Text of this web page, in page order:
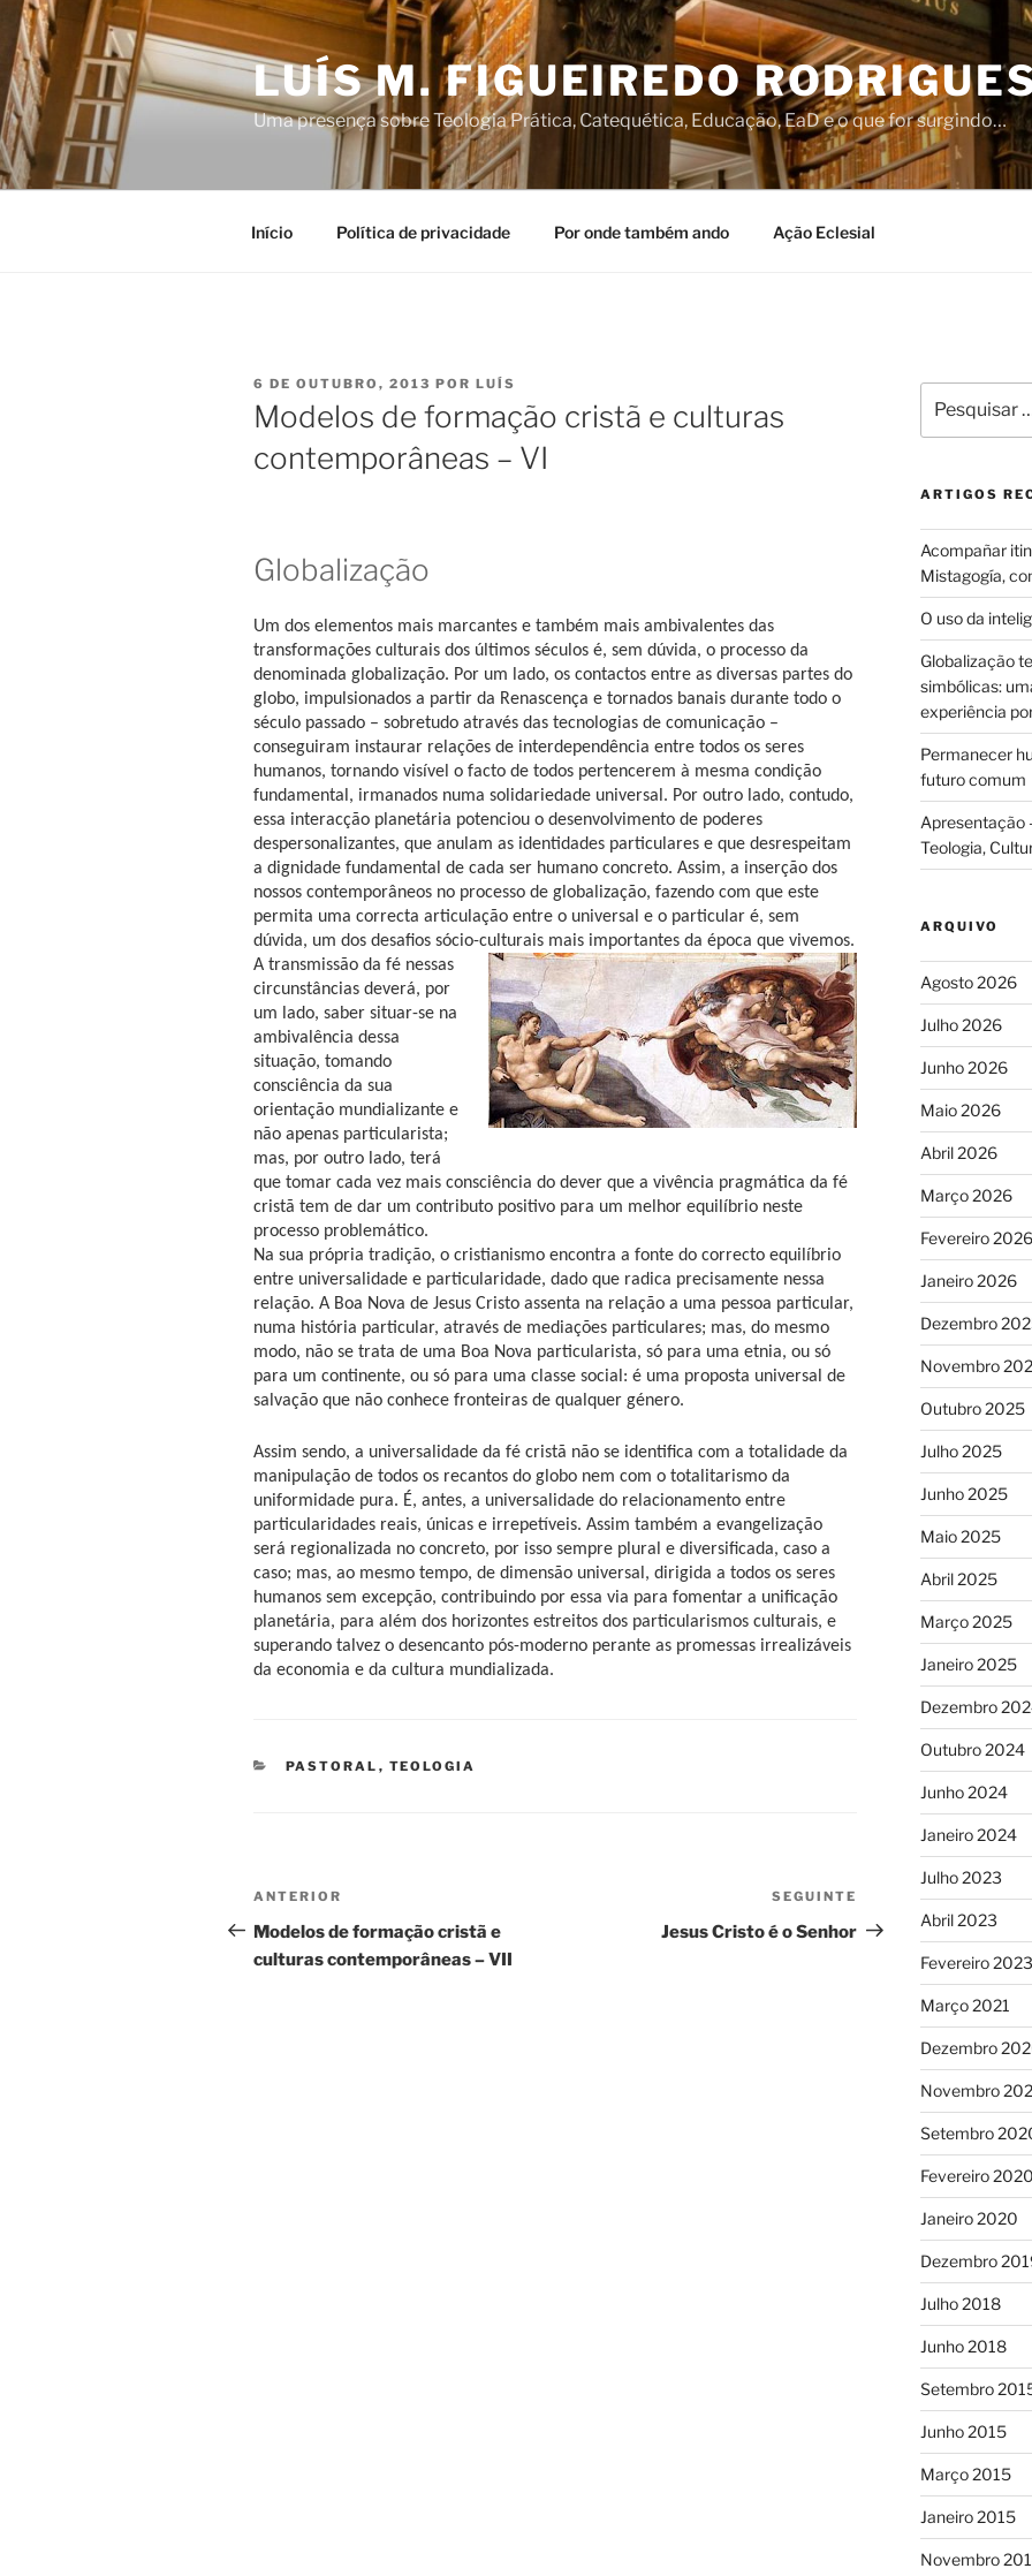
Saltar
para
conteúdo
LUÍS M. FIGUEIREDO
Uma presença sobre Teologia Prática, Catequética, Educação, EaD e o que for surgindo…
Início Política de privacidade Por onde também ando Ação Eclesial
PUBLICADO
EM
6 DE OUTUBRO, 2013 POR LUÍS
Modelos de formação cristã e culturas
contemporâneas – VI
Globalização
Um dos elementos mais marcantes e também mais ambivalentes das
transformações culturais dos últimos séculos é, sem dúvida, o processo da
denominada globalização. Por um lado, os contactos entre as diversas partes do
globo, impulsionados a partir da Renascença e tornados banais durante todo o
século passado – sobretudo através das tecnologias de comunicação –
conseguiram instaurar relações de interdependência entre todos os seres
humanos, tornando visível o facto de todos pertencerem à mesma condição
fundamental, irmanados numa solidariedade universal. Por outro lado, contudo,
essa interacção planetária potenciou o desenvolvimento de poderes
despersonalizantes, que anulam as identidades particulares e que desrespeitam
a dignidade fundamental de cada ser humano concreto. Assim, a inserção dos
nossos contemporâneos no processo de globalização, fazendo com que este
permita uma correcta articulação entre o universal e o particular é, sem
dúvida, um dos desafios sócio-culturais mais importantes da época que vivemos.
A transmissão da fé nessas
circunstâncias deverá, por
um lado, saber situar-se na
ambivalência dessa
situação, tomando
consciência da sua
orientação mundializante e
não apenas particularista;
mas, por outro lado, terá
que tomar cada vez mais consciência do dever que a vivência pragmática da fé
cristã tem de dar um contributo positivo para um melhor equilíbrio neste
processo problemático.
Na sua própria tradição, o cristianismo encontra a fonte do correcto equilíbrio
entre universalidade e particularidade, dado que radica precisamente nessa
relação. A Boa Nova de Jesus Cristo assenta na relação a uma pessoa particular,
numa história particular, através de mediações particulares; mas, do mesmo
modo, não se trata de uma Boa Nova particularista, só para uma etnia, ou só
para um continente, ou só para uma classe social: é uma proposta universal de
salvação que não conhece fronteiras de qualquer género.
Assim sendo, a universalidade da fé cristã não se identifica com a totalidade da
manipulação de todos os recantos do globo nem com o totalitarismo da
uniformidade pura. É, antes, a universalidade do relacionamento entre
particularidades reais, únicas e irrepetíveis. Assim também a evangelização
será regionalizada no concreto, por isso sempre plural e diversificada, caso a
caso; mas, ao mesmo tempo, de dimensão universal, dirigida a todos os seres
humanos sem excepção, contribuindo por essa via para fomentar a unificação
planetária, para além dos horizontes estreitos dos particularismos culturais, e
superando talvez o desencanto pós-moderno perante as promessas irrealizáveis
da economia e da cultura mundializada.
CATEGORIAS
PASTORAL , TEOLOGIA
Navegação
de
artigos
Conteúdo
anterior
ANTERIOR
Modelos de formação cristã e
culturas contemporâneas – VII
Conteúdo
seguinte
SEGUINTE
Jesus Cristo é o Senhor
por:
ARTIGOS
Acompañar
Mistagogía,
O uso da
Globalização
simbólicas:
experiência
Permanecer
futuro comum
Apresentação
Teologia,
ARQUIVO
Agosto 2026
Julho 2026
Junho 2026
Maio 2026
Abril 2026
Março 2026
Fevereiro 2026
Janeiro 2026
Dezembro
Novembro
Outubro 2025
Julho 2025
Junho 2025
Maio 2025
Abril 2025
Março 2025
Janeiro 2025
Dezembro
Outubro 2024
Junho 2024
Janeiro 2024
Julho 2023
Abril 2023
Fevereiro 2023
Março 2021
Dezembro
Novembro
Setembro
Fevereiro 2020
Janeiro 2020
Dezembro
Julho 2018
Junho 2018
Setembro
Junho 2015
Março 2015
Janeiro 2015
Novembro